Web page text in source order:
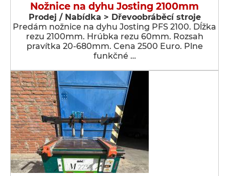
Nožnice na dyhu Josting 2100mm
Prodej / Nabídka > Dřevoobráběcí stroje
Predám nožnice na dyhu Josting PFS 2100. Dĺžka
rezu 2100mm. Hrúbka rezu 60mm. Rozsah
pravítka 20-680mm. Cena 2500 Euro. Plne
funkčné …